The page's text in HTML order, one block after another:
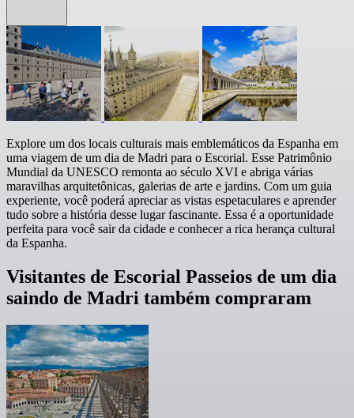
Explore um dos locais culturais mais emblemáticos da Espanha em
uma viagem de um dia de Madri para o Escorial. Esse Patrimônio
Mundial da UNESCO remonta ao século XVI e abriga várias
maravilhas arquitetônicas, galerias de arte e jardins. Com um guia
experiente, você poderá apreciar as vistas espetaculares e aprender
tudo sobre a história desse lugar fascinante. Essa é a oportunidade
perfeita para você sair da cidade e conhecer a rica herança cultural
da Espanha.
Visitantes de Escorial Passeios de um dia
saindo de Madri também compraram